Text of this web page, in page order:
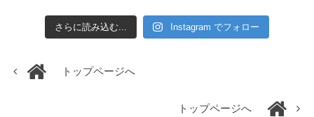
さらに読み込む... Instagram でフォロー
トップページへ
トップページへ